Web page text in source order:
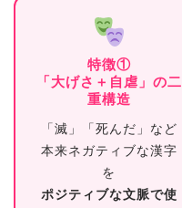
特徴①
「大げさ＋自虐」の二
重構造
「滅」「死んだ」など
本来ネガティブな漢字
を
ポジティブな文脈で使